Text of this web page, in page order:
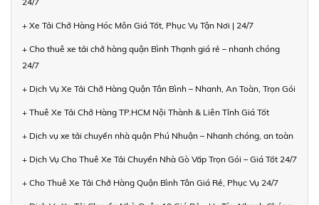
+ Xe Tải Chở Hàng Hóc Môn Giá Tốt, Phục Vụ Tận Nơi | 24/7
+ Cho thuê xe tải chở hàng quận Bình Thạnh giá rẻ – nhanh chóng
24/7
+ Dịch Vụ Xe Tải Chở Hàng Quận Tân Bình – Nhanh, An Toàn, Trọn Gói
+ Thuê Xe Tải Chở Hàng TP.HCM Nội Thành & Liên Tỉnh Giá Tốt
+ Dịch vụ xe tải chuyển nhà quận Phú Nhuận – Nhanh chóng, an toàn
+ Dịch Vụ Cho Thuê Xe Tải Chuyển Nhà Gò Vấp Trọn Gói – Giá Tốt 24/7
+ Cho Thuê Xe Tải Chở Hàng Quận Bình Tân Giá Rẻ, Phục Vụ 24/7